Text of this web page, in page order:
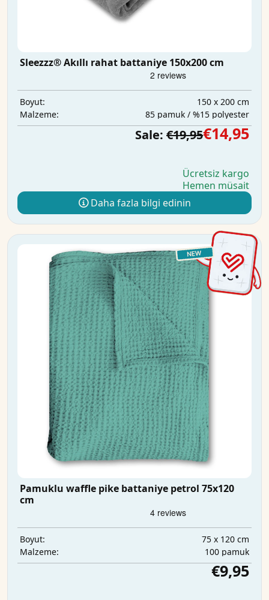
Sleezzz® Akıllı rahat battaniye 150x200 cm
Boyut:
150 x 200 cm
Malzeme:
85 pamuk / %15 polyester
Sale: €19,95€14,95
Ücretsiz kargo
Hemen müsait
Daha fazla bilgi edinin
Pamuklu waffle pike battaniye petrol 75x120
cm
Boyut:
75 x 120 cm
Malzeme:
100 pamuk
€9,95